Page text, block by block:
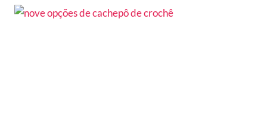
PASSO
A